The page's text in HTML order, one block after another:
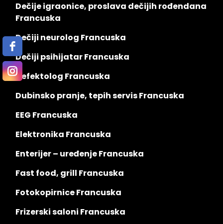
Dečije igraonice, proslava dečijih rođendana
Francuska
Dečiji neurolog Francuska
Dečiji psihijatar Francuska
Defektolog Francuska
Dubinsko pranje, tepih servis Francuska
EEG Francuska
Elektronika Francuska
Enterijer – uređenje Francuska
Fast food, grill Francuska
Fotokopirnice Francuska
Frizerski saloni Francuska